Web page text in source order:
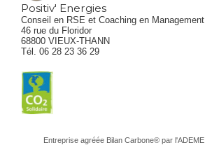
Positiv' Energies
Conseil en RSE et Coaching en Management
46 rue du Floridor
68800 VIEUX-THANN
Tél. 06 28 23 36 29
Entreprise agréée Bilan Carbone® par